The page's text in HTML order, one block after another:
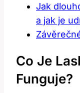
Jak
a jak je
Co Je
Funguje?